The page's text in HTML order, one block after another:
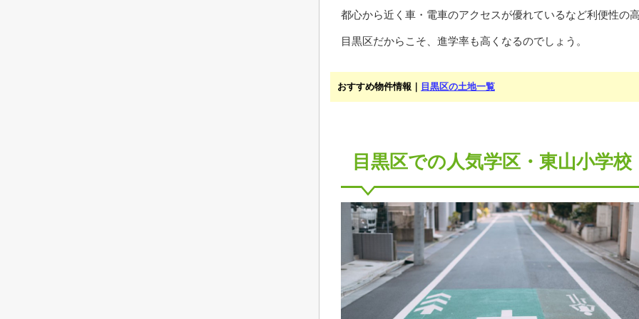
都心から近く車・電車のアクセスが優れているなど利便性の
目黒区だからこそ、進学率も高くなるのでしょう。
おすすめ物件情報｜ 目黒区の土地一覧
目黒区での人気学区・東山小学校